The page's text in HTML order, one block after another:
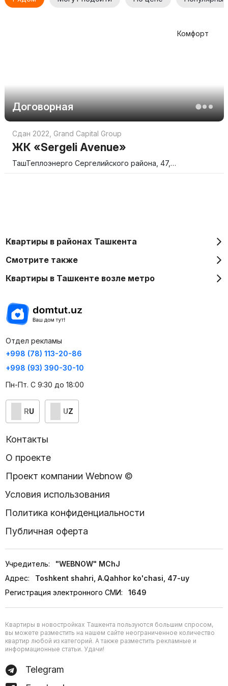
современном жилье.
Комфорт
Договорная
Сдан 2022 Grand Capital Group
ЖК «Sergeli Avenue»
ТашТеплоэнерго Сергелийского района, 47,…
Квартиры в районах Ташкента
Смотрите также
Квартиры в Ташкенте возле метро
Отдел рекламы
+998 (78) 113-20-86
+998 (93) 390-30-10
Пн-Пт. С 9:30 до 18:00
RU UZ
Контакты
О проекте
Проект компании Webnow ©
Условия использования
Политика конфиденциальности
Публичная оферта
Учредитель:
"WEBNOW" MChJ
Адрес:
Toshkent shahri, A.Qahhor ko'chasi, 47-uy
Регистрация электронного СМИ:
1649
Квартиры в новостройках Ташкента пользуются большим спросом,
вы можете разместить на нашем сайте неограниченное количество
квартир любой из категорий. А также разместить рекламные и
информационные статьи. Удачи!
Telegram